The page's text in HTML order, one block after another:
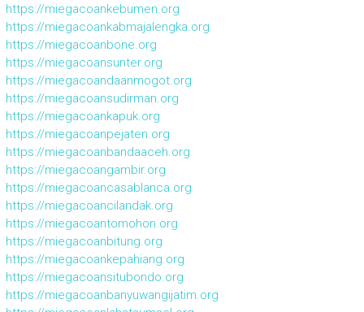
https://miegacoankebumen.org
https://miegacoankabmajalengka.org
https://miegacoanbone.org
https://miegacoansunter.org
https://miegacoandaanmogot.org
https://miegacoansudirman.org
https://miegacoankapuk.org
https://miegacoanpejaten.org
https://miegacoanbandaaceh.org
https://miegacoangambir.org
https://miegacoancasablanca.org
https://miegacoancilandak.org
https://miegacoantomohon.org
https://miegacoanbitung.org
https://miegacoankepahiang.org
https://miegacoansitubondo.org
https://miegacoanbanyuwangijatim.org